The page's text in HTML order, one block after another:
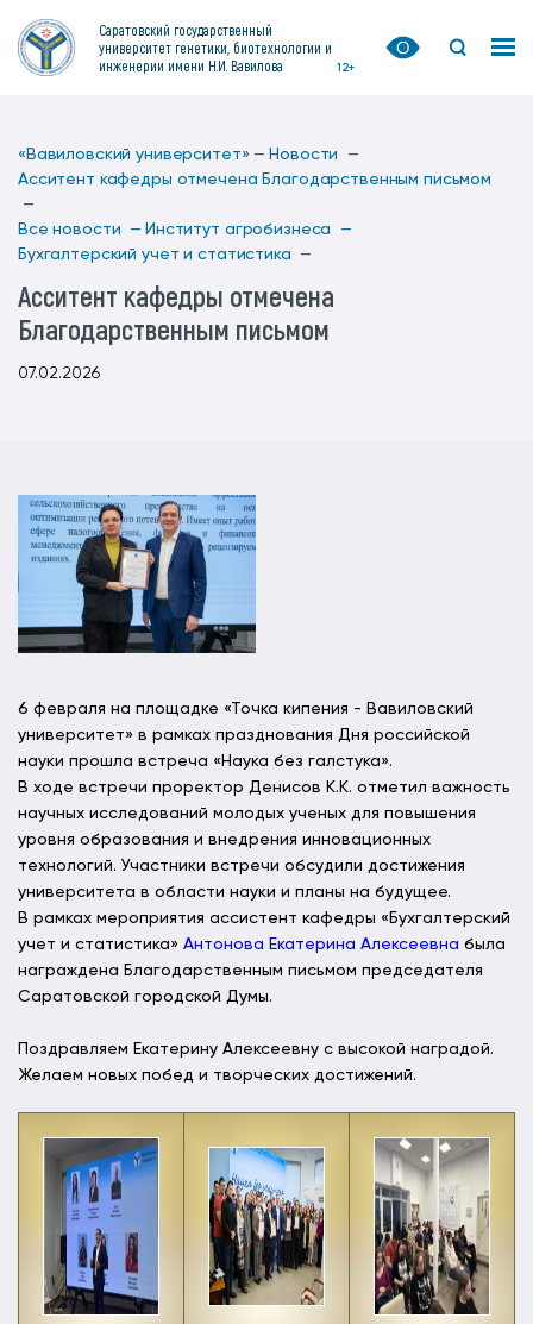
Саратовский государственный
университет генетики, биотехнологии и
инженерии имени Н.И. Вавилова
12+
«Вавиловский университет» — Новости —
Асситент кафедры отмечена Благодарственным письмом
—
Все новости — Институт агробизнеса —
Бухгалтерский учет и статистика —
Асситент кафедры отмечена
Благодарственным письмом
07.02.2026
6 февраля на площадке «Точка кипения - Вавиловский
университет» в рамках празднования Дня российской
науки прошла встреча «Наука без галстука».
В ходе встречи проректор Денисов К.К. отметил важность
научных исследований молодых ученых для повышения
уровня образования и внедрения инновационных
технологий. Участники встречи обсудили достижения
университета в области науки и планы на будущее.
В рамках мероприятия ассистент кафедры «Бухгалтерский
учет и статистика» Антонова Екатерина Алексеевна была
награждена Благодарственным письмом председателя
Саратовской городской Думы.
Поздравляем Екатерину Алексеевну с высокой наградой.
Желаем новых побед и творческих достижений.